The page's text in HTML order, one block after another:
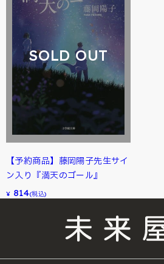
SOLD OUT
【予約商品】藤岡陽子先生サイ
ン入り『満天のゴール』
¥ 814(税込)